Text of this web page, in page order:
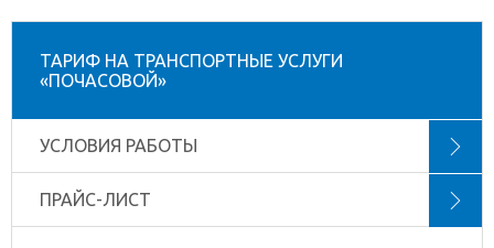
ТАРИФ НА ТРАНСПОРТНЫЕ УСЛУГИ
«ПОЧАСОВОЙ»
УСЛОВИЯ РАБОТЫ
ПРАЙС-ЛИСТ